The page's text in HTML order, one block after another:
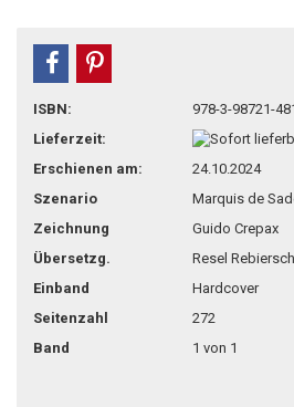
teilen
ISBN:
978-3-98721-
Lieferzeit:
Erschienen am:
24.10.2024
Szenario
Marquis de
Zeichnung
Guido Crepax
Übersetzg.
Resel Rebiersch
Einband
Hardcover
Seitenzahl
272
Band
1 von 1